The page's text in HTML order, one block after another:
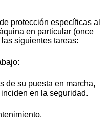
protección específicas al
en particular (once
siguientes tareas:
de su puesta en marcha,
en la seguridad.